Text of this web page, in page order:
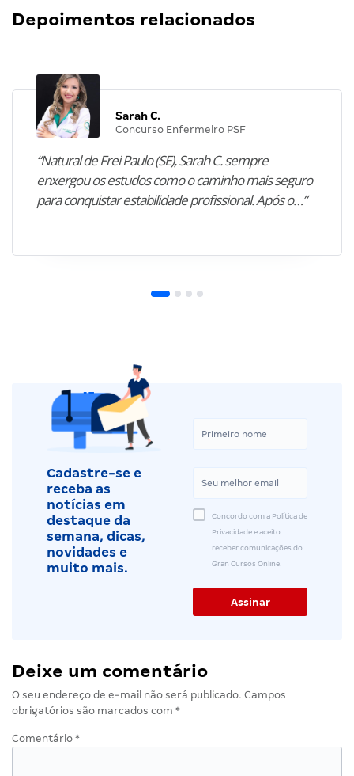
Depoimentos relacionados
Sarah C.
Concurso Enfermeiro PSF
“Natural de Frei Paulo (SE), Sarah C. sempre
enxergou os estudos como o caminho mais seguro
para conquistar estabilidade profissional. Após o…”
Cadastre-se e
receba as
notícias em
destaque da
semana, dicas,
novidades e
muito mais.
Concordo com a Política de
Privacidade e aceito
receber comunicações do
Gran Cursos Online.
Deixe um comentário
O seu endereço de e-mail não será publicado. Campos
obrigatórios são marcados com *
Comentário *